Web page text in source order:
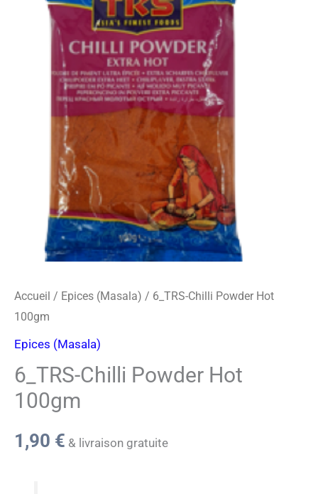
m
s
-
c
a
r
d
Accueil / Epices (Masala) / 6_TRS-Chilli Powder Hot
100gm
Epices (Masala)
6_TRS-Chilli Powder Hot
100gm
1,90 € & livraison gratuite
Powder